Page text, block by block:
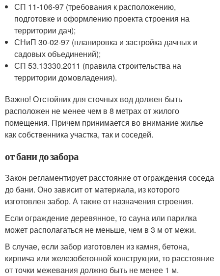
СП 11-106-97 (требования к расположению,
подготовке и оформлению проекта строения на
территории дач);
СНиП 30-02-97 (планировка и застройка дачных и
садовых объединений);
СП 53.13330.2011 (правила строительства на
территории домовладения).
Важно! Отстойник для сточных вод должен быть
расположен не менее чем в 8 метрах от жилого
помещения. Причем принимается во внимание жилье
как собственника участка, так и соседей.
от бани до забора
Закон регламентирует расстояние от ограждения соседа
до бани. Оно зависит от материала, из которого
изготовлен забор. А также от назначения строения.
Если ограждение деревянное, то сауна или парилка
может располагаться не меньше, чем в 3 м от межи.
В случае, если забор изготовлен из камня, бетона,
кирпича или железобетонной конструкции, то расстояние
от точки межевания должно быть не менее 1 м.